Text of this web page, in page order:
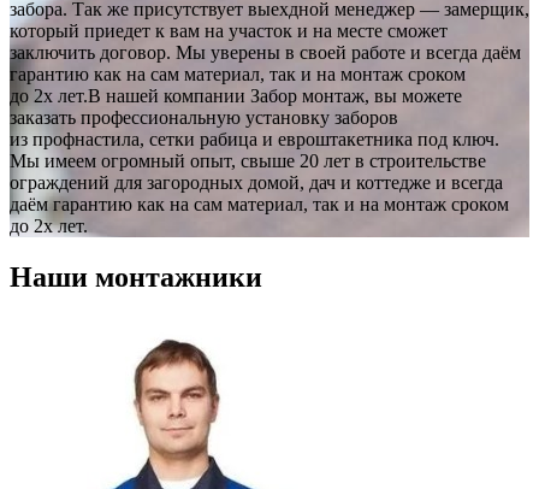
забора. Так же присутствует выехдной менеджер — замерщик,
который приедет к вам на участок и на месте сможет
заключить договор. Мы уверены в своей работе и всегда даём
гарантию как на сам материал, так и на монтаж сроком
до 2х лет.В нашей компании Забор монтаж, вы можете
заказать профессиональную установку заборов
из профнастила, сетки рабица и евроштакетника под ключ.
Мы имеем огромный опыт, свыше 20 лет в строительстве
ограждений для загородных домой, дач и коттедже и всегда
даём гарантию как на сам материал, так и на монтаж сроком
до 2х лет.
Наши монтажники